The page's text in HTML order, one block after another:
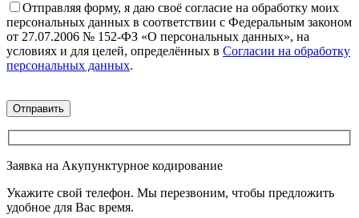
Отправляя форму, я даю своё согласие на обработку моих
персональных данных в соответствии с Федеральным законом
от 27.07.2006 № 152-ФЗ «О персональных данных», на
условиях и для целей, определённых в Согласии на обработку
персональных данных.
Заявка на Акупунктурное кодирование
Укажите свой телефон. Мы перезвоним, чтобы предложить
удобное для Вас время.